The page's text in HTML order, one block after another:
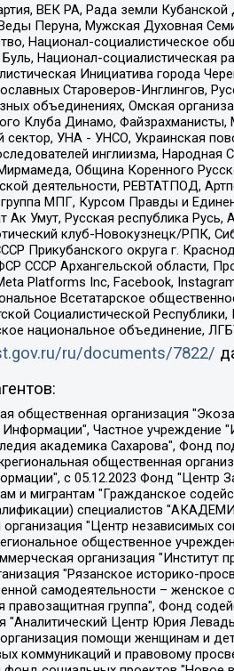
ВЕК РА, Рада земли
Перуна, Мужская Духовная
Национал-социалистическое
Национал-социалистическая
Инициатива города
Староверов-Инглингов,
объединениях, Омская
Клуба Динамо, Файзрахманисты,
УНА - УНСО, Украинская
инглиизма, Народная
Община Коренного
деятельности, РЕВТАТПОД,
МПГ, Курсом Правды и
Ак Умут, Русская республика
клуб-Новокузнецк/РПК,
Прикубанского округа г.
СССР Архангельской области,
Platforms Inc, Facebook,
Всетатарское
Социалистической
национальное объединение,
ru/documents/7822/
Фонд содействия защите здоровья и социальной справедливости имени Андрея Рылькова, Автономная Некоммерческая Организация "Аналитический Центр Юрия Левады", Автономная некоммерческая организация социальной поддержки населения "Проект Апрель", Региональная общественная организация помощи женщинам и детям, находящимся в кризисной ситуации "Информационно-методический центр "Анна", Фонд содействия развитию массовых коммуникаций и правовому просвещению "Так-так-Так", Фонд содействия устойчивому развитию "Серебряная тайга", Свердловский региональный общественный фонд социальных проектов "Новое время", "Idel.Реалии", Кавказ.Реалии, Крым.Реалии, Телеканал Настоящее Время, Татаро-башкирская служба Радио Свобода (Azatliq Radiosi), Радио Свободная Европа/Радио Свобода (PCE/PC), "Сибирь.Реалии", "Фактограф", Благотворительный фонд помощи осужденным и их семьям, Автономная некоммерческая организация "Институт глобализации и социальных движений", Фонд "В защиту прав заключенных", Частное учреждение "Центр поддержки и содействия развитию средств массовой информации", Пензенский региональный общественный благотворительный фонд "Гражданский союз", "Север.Реалии", Некоммерческая организация Фонд "Правовая инициатива", Общество с ограниченной ответственностью "Радио Свободная Европа/Радио Свобода", Чешское информационное агентство "MEDIUM-ORIENT", Красноярская региональная общественная организация "Мы против СПИДа", Камалягин Денис Николаевич, Маркелов Сергей Евгеньевич, Пономарев Лев Александрович, Савицкая Людмила Алексеевна, Автономная некоммерческая организация "Центр по работе с проблемой насилия "НАСИЛИЮ.НЕТ", Межрегиональный профессиональный союз работников здравоохранения "Альянс врачей", Юридическое лицо, зарегистрированное в Латвийской Республике, SIA "Medusa Project" (регистрационный номер 40103797863, дата регистрации 10.06.2014), Некоммерческая организация "Фонд по борьбе с коррупцией", Автономная некоммерческая организация "Институт права и публичной политики", Баданин Роман Сергеевич, Гликин Максим Александрович, Железнова Мария Михайловна, Лукьянова